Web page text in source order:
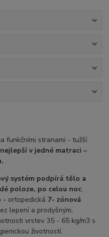
funkčními stranami - tužší
v jedné matraci –
systém podpírá tělo a
poloze, po celou noc.
- ortopedická 7- zónová
lepení a prodyšným,
vrstev 35 - 65 kg/m3 s
životností.